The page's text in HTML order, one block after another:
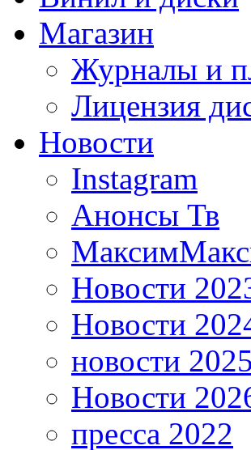
Магазин
Журналы и
Лицензия
Новости
Instagram
Анонсы Тв
Новости
Новости
новости 2025
Новости
пресса 2022